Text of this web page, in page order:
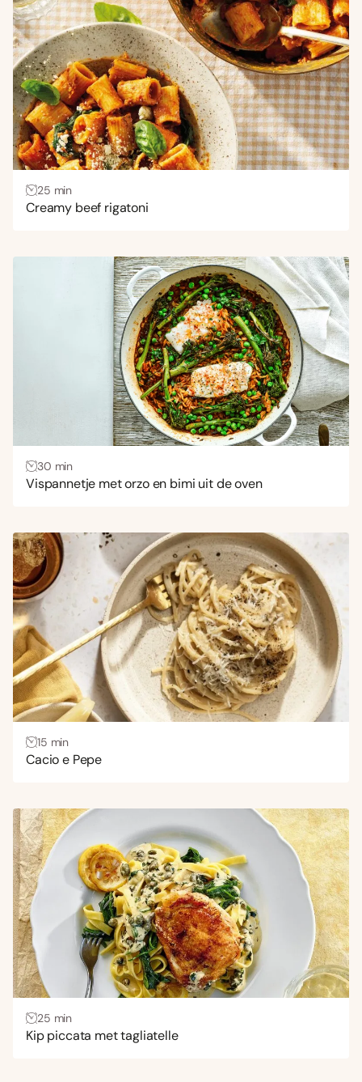
Uitdagend
(1)
Gang
Bijgerecht
(1)
Hoofdgerecht
(197)
Lunch
(28)
Voorgerecht
(2)
Wensen
(3)
Koolhydraatarm
(4)
(17)
(74)
(4)
Brood
(1)
Gehakt
Noedels
(3)
Ovenschotel
Pasta
(208)
Salade
(19)
Saus
(1)
Snel recept
(117)
Soep
(6)
Vis
(38)
Vlees
Keuken
Aziatisch
(24)
Italiaans
(168)
Mexicaans
(1)
Midden-Oosters
(3)
Spaans
(1)
25 min
Creamy beef rigatoni
30 min
Vispannetje met orzo en bimi uit de oven
15 min
Cacio e Pepe
25 min
Kip piccata met tagliatelle